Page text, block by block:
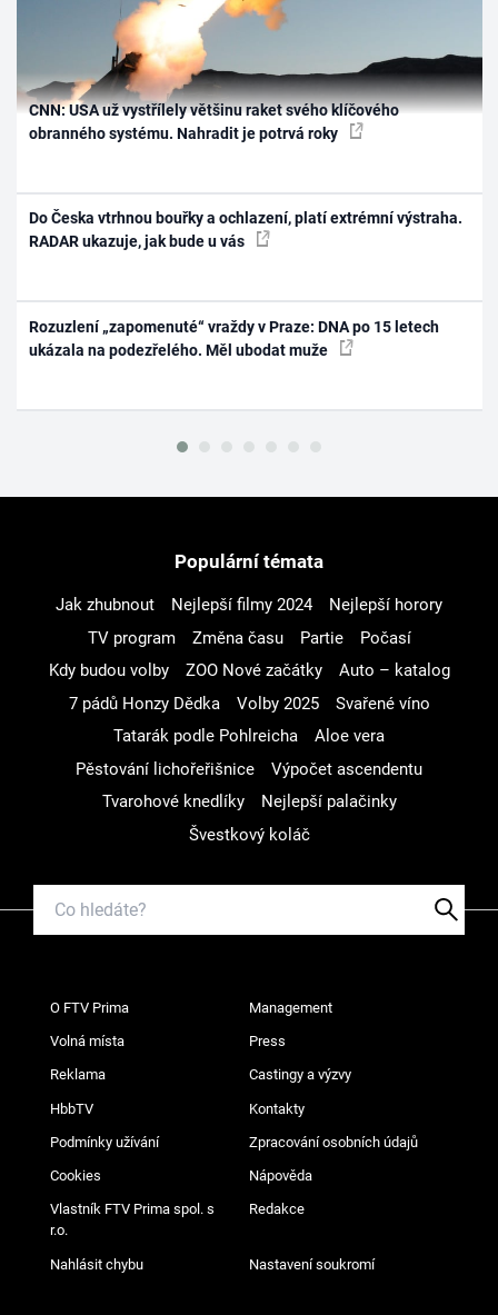
CNN: USA už vystřílely většinu raket svého klíčového
obranného systému. Nahradit je potrvá roky
Do Česka vtrhnou bouřky a ochlazení, platí extrémní výstraha.
RADAR ukazuje, jak bude u vás
Rozuzlení „zapomenuté“ vraždy v Praze: DNA po 15 letech
ukázala na podezřelého. Měl ubodat muže
Populární témata
Jak zhubnout Nejlepší filmy 2024
Nejlepší horory
TV program
Změna času Partie
Počasí
Kdy budou volby
ZOO Nové začátky
Auto – katalog
7 pádů Honzy Dědka
Volby 2025
Svařené víno
Tatarák podle Pohlreicha
Aloe vera
Pěstování lichořeřišnice
Výpočet ascendentu
Tvarohové knedlíky
Nejlepší palačinky
Švestkový koláč
O FTV Prima Management
Volná místa Press
Reklama Castingy a výzvy
HbbTV Kontakty
Podmínky užívání Zpracování osobních údajů
Cookies Nápověda
Vlastník FTV Prima spol. s
r.o.
Redakce
Nahlásit chybu Nastavení soukromí